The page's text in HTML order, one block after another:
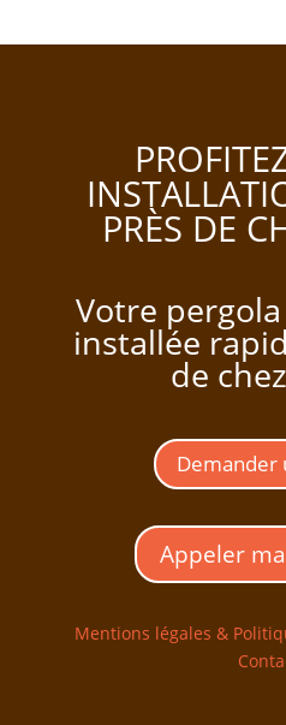
PRÈS DE
Votre
installée
de
Demander
Appeler
Mentions légales &